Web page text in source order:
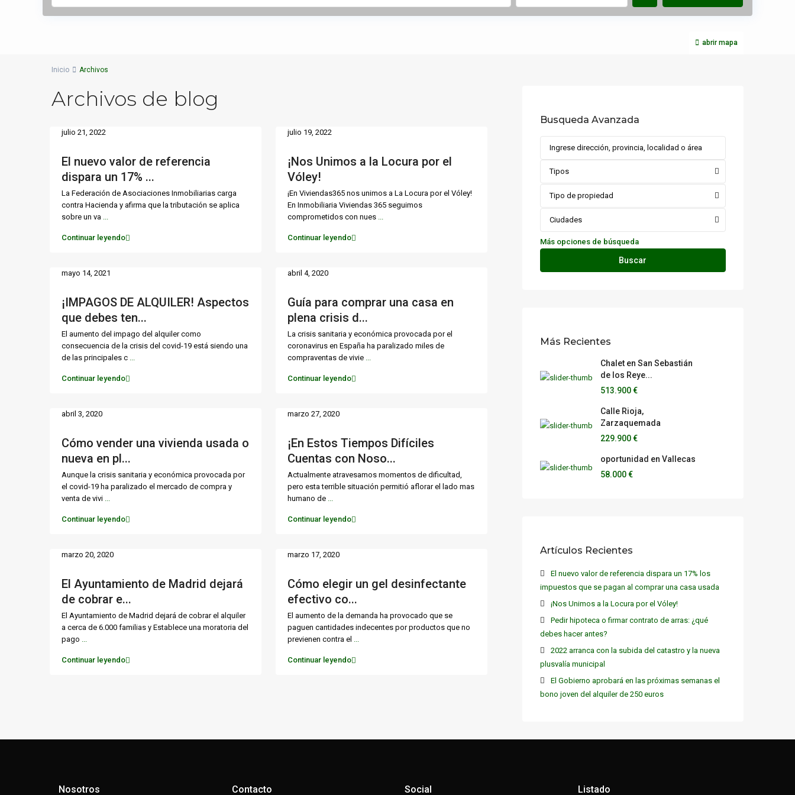
abrir mapa
Inicio Archivos
Archivos de blog
El nuevo valor de referencia
dispara un 17% ...
julio 21, 2022
La Federación de Asociaciones Inmobiliarias carga
contra Hacienda y afirma que la tributación se aplica
sobre un va ...
Continuar leyendo
¡Nos Unimos a la Locura por el
Vóley!
julio 19, 2022
¡En Viviendas365 nos unimos a La Locura por el Vóley!
En Inmobiliaria Viviendas 365 seguimos
comprometidos con nues ...
Continuar leyendo
¡IMPAGOS DE ALQUILER! Aspectos
que debes ten...
mayo 14, 2021
El aumento del impago del alquiler como
consecuencia de la crisis del covid-19 está siendo una
de las principales c ...
Continuar leyendo
Guía para comprar una casa en
plena crisis d...
abril 4, 2020
La crisis sanitaria y económica provocada por el
coronavirus en España ha paralizado miles de
compraventas de vivie ...
Continuar leyendo
Cómo vender una vivienda usada o
nueva en pl...
abril 3, 2020
Aunque la crisis sanitaria y económica provocada por
el covid-19 ha paralizado el mercado de compra y
venta de vivi ...
Continuar leyendo
¡En Estos Tiempos Difíciles
Cuentas con Noso...
marzo 27, 2020
Actualmente atravesamos momentos de dificultad,
pero esta terrible situación permitió aflorar el lado mas
humano de ...
Continuar leyendo
El Ayuntamiento de Madrid dejará
de cobrar e...
marzo 20, 2020
El Ayuntamiento de Madrid dejará de cobrar el alquiler
a cerca de 6.000 familias y Establece una moratoria del
pago ...
Continuar leyendo
Cómo elegir un gel desinfectante
efectivo co...
marzo 17, 2020
El aumento de la demanda ha provocado que se
paguen cantidades indecentes por productos que no
previenen contra el ...
Continuar leyendo
Busqueda Avanzada
Tipos
Tipo de propiedad
Ciudades
Más opciones de búsqueda
Buscar
Más Recientes
Chalet en San Sebastián
de los Reye...
513.900 €
Calle Rioja,
Zarzaquemada
229.900 €
oportunidad en Vallecas
58.000 €
Artículos Recientes
El nuevo valor de referencia dispara un 17% los
impuestos que se pagan al comprar una casa usada
¡Nos Unimos a la Locura por el Vóley!
Pedir hipoteca o firmar contrato de arras: ¿qué
debes hacer antes?
2022 arranca con la subida del catastro y la nueva
plusvalía municipal
El Gobierno aprobará en las próximas semanas el
bono joven del alquiler de 250 euros
Nosotros Contacto Social Listado